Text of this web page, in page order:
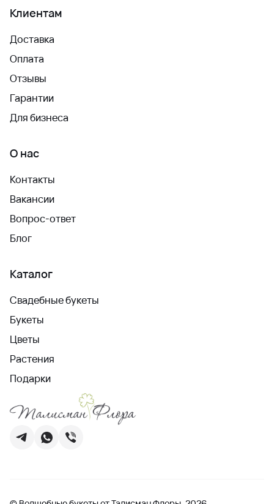
Клиентам
Доставка
Оплата
Отзывы
Гарантии
Для бизнеса
О нас
Контакты
Вакансии
Вопрос-ответ
Блог
Каталог
Свадебные букеты
Букеты
Цветы
Растения
Подарки